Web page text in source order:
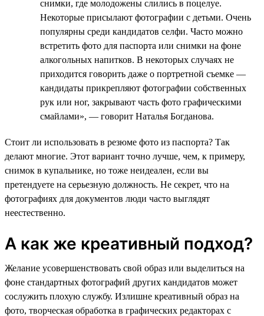
снимки, где молодожены слились в поцелуе.
Некоторые присылают фотографии с детьми. Очень
популярны среди кандидатов селфи. Часто можно
встретить фото для паспорта или снимки на фоне
алкогольных напитков. В некоторых случаях не
приходится говорить даже о портретной съемке —
кандидаты прикрепляют фотографии собственных
рук или ног, закрывают часть фото графическими
смайлами», — говорит Наталья Богданова.
Стоит ли использовать в резюме фото из паспорта? Так
делают многие. Этот вариант точно лучше, чем, к примеру,
снимок в купальнике, но тоже неидеален, если вы
претендуете на серьезную должность. Не секрет, что на
фотографиях для документов люди часто выглядят
неестественно.
А как же креативный подход?
Желание усовершенствовать свой образ или выделиться на
фоне стандартных фотографий других кандидатов может
сослужить плохую службу. Излишне креативный образ на
фото, творческая обработка в графических редакторах с